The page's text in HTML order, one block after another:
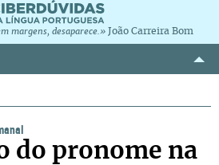
margens, desaparece.» João Carreira Bom
do pronome na